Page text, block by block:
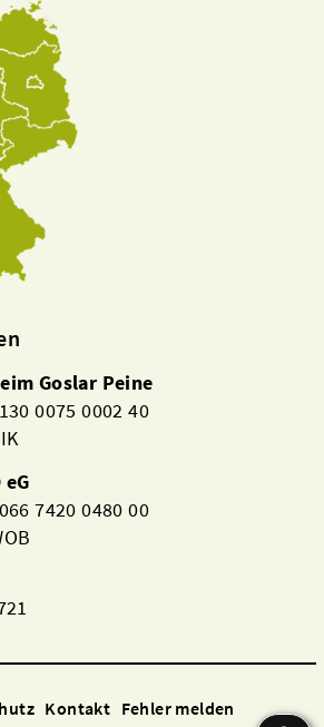
Goslar Peine
0075 0002 40
7420 0480 00
Kontakt Fehler melden